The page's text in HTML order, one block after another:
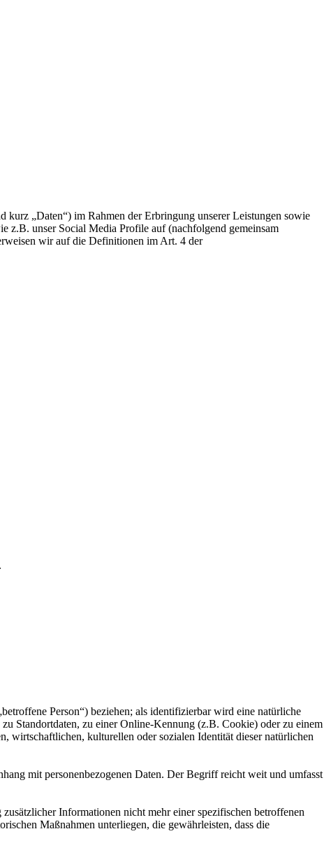
„Daten“) im Rahmen der Erbringung unserer Leistungen sowie
z.B. unser Social Media Profile auf (nachfolgend gemeinsam
wir auf die Definitionen im Art. 4 der
Person“) beziehen; als identifizierbar wird eine natürliche
Standortdaten, zu einer Online-Kennung (z.B. Cookie) oder zu einem
wirtschaftlichen, kulturellen oder sozialen Identität dieser natürlichen
mit personenbezogenen Daten. Der Begriff reicht weit und umfasst
Informationen nicht mehr einer spezifischen betroffenen
Maßnahmen unterliegen, die gewährleisten, dass die